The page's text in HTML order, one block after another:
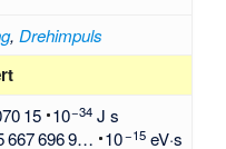
,Drehimpuls
15 e 34 J s
6676969… e 15eV·s